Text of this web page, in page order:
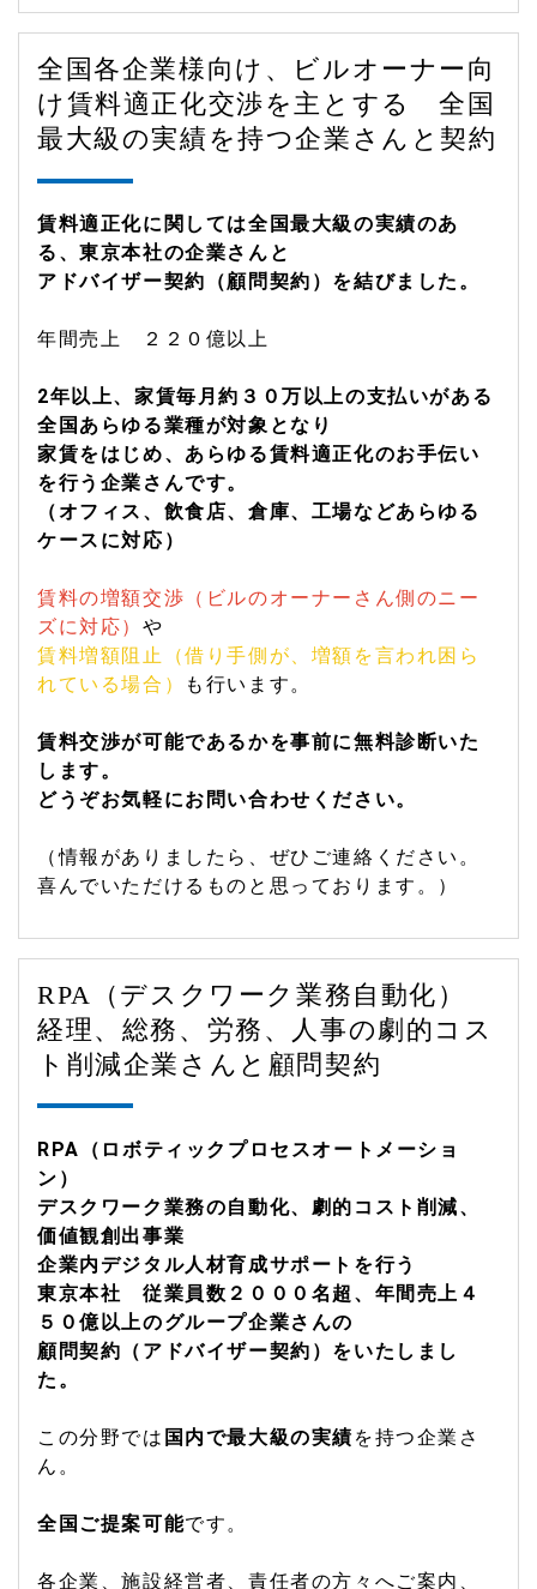
全国各企業様向け、ビルオーナー向
け賃料適正化交渉を主とする 全国
最大級の実績を持つ企業さんと契約
賃料適正化に関しては全国最大級の実績のあ
る、東京本社の企業さんと
アドバイザー契約（顧問契約）を結びました。
年間売上 ２２０億以上
2年以上、家賃毎月約３０万以上の支払いがある
全国あらゆる業種が対象となり
家賃をはじめ、あらゆる賃料適正化のお手伝い
を行う企業さんです。
（オフィス、飲食店、倉庫、工場などあらゆる
ケースに対応）
賃料の増額交渉（ビルのオーナーさん側のニー
ズに対応） や
賃料増額阻止（借り手側が、増額を言われ困ら
れている場合）
も行います。
賃料交渉が可能であるかを事前に無料診断いた
します。
どうぞお気軽にお問い合わせください。
（情報がありましたら、ぜひご連絡ください。
喜んでいただけるものと思っております。）
RPA（デスクワーク業務自動化）
経理、総務、労務、人事の劇的コス
ト削減企業さんと顧問契約
RPA（ロボティックプロセスオートメーショ
ン）
デスクワーク業務の自動化、劇的コスト削減、
価値観創出事業
企業内デジタル人材育成サポートを行う
東京本社 従業員数２０００名超、年間売上４
５０億以上のグループ企業さんの
顧問契約（アドバイザー契約）をいたしまし
た。
この分野では 国内で最大級の実績 を持つ企業さ
ん。
全国ご提案可能です。
各企業、施設経営者、責任者の方々へご案内、